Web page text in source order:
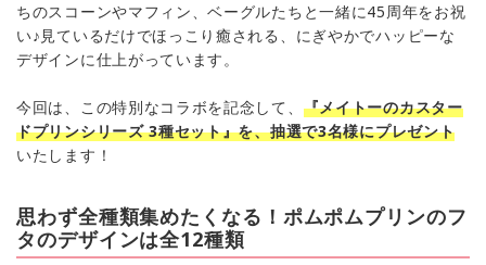
ちのスコーンやマフィン、ベーグルたちと一緒に45周年をお祝
い♪見ているだけでほっこり癒される、にぎやかでハッピーな
デザインに仕上がっています。
今回は、この特別なコラボを記念して、 『メイトーのカスター
ドプリンシリーズ 3種セット』を、抽選で3名様にプレゼント
いたします！
思わず全種類集めたくなる！ポムポムプリンのフ
タのデザインは全12種類